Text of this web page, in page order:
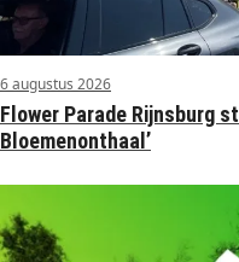
6 augustus 2026
Flower Parade Rijnsburg
Bloemenonthaal’